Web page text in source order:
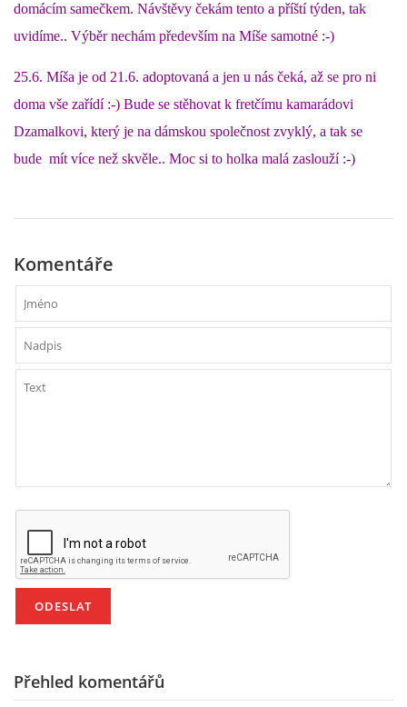
domácím samečkem. Návštěvy čekám tento a příští týden, tak
uvidíme.. Výběr nechám především na Míše samotné :-)
25.6. Míša je od 21.6. adoptovaná a jen u nás čeká, až se pro ni
doma vše zařídí :-) Bude se stěhovat k fretčímu kamarádovi
Dzamalkovi, který je na dámskou společnost zvyklý, a tak se
bude mít více než skvěle.. Moc si to holka malá zaslouží :-)
Komentáře
Přehled komentářů